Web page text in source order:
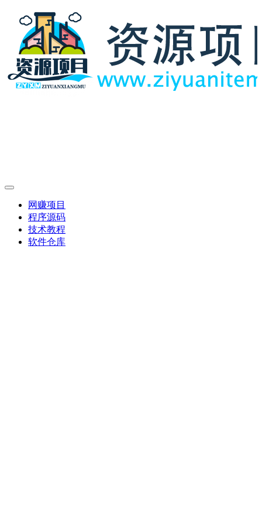
网赚项目
程序源码
技术教程
软件仓库